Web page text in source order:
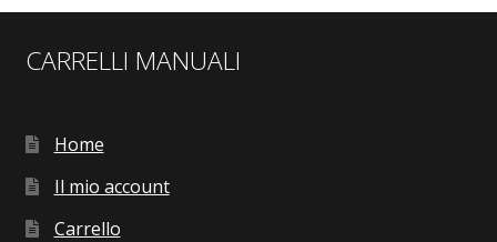
CARRELLI MANUALI
Home
Il mio account
Carrello